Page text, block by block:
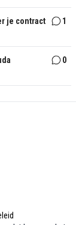
je contract
1
0